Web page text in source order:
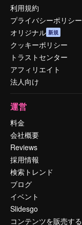
利用規約
プライバシーポリシー
オリジナル 新規
クッキーポリシー
トラストセンター
アフィリエイト
法人向け
運営
料金
会社概要
Reviews
採用情報
検索トレンド
ブログ
イベント
Slidesgo
コンテンツを販売する